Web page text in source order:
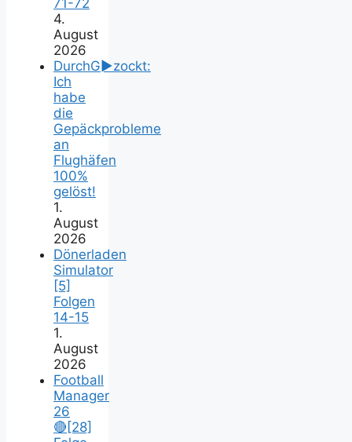
71-72
4.
August
2026
DurchG►zockt:
Ich
habe
die
Gepäckprobleme
an
Flughäfen
100%
gelöst!
1.
August
2026
Dönerladen
Simulator
[5]
Folgen
14-15
1.
August
2026
Football
Manager
26
🔴[28]